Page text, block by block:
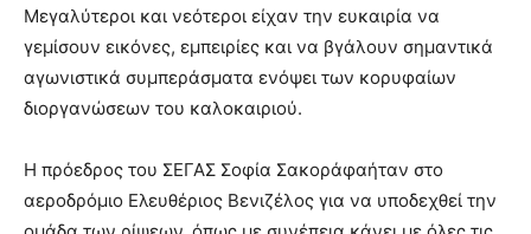
Μεγαλύτεροι και νεότεροι είχαν την ευκαιρία να
γεμίσουν εικόνες, εμπειρίες και να βγάλουν σημαντικά
αγωνιστικά συμπεράσματα ενόψει των κορυφαίων
διοργανώσεων του καλοκαιριού.
Η πρόεδρος του ΣΕΓΑΣ Σοφία Σακοράφαήταν στο
αεροδρόμιο Ελευθέριος Βενιζέλος για να υποδεχθεί την